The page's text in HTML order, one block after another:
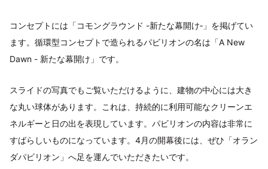
コンセプトには「コモングラウンド -新たな幕開け‐」を掲げてい
ます。循環型コンセプトで造られるパビリオンの名は「A New
Dawn - 新たな幕開け」です。
スライドの写真でもご覧いただけるように、建物の中心には大き
な丸い球体があります。これは、持続的に利用可能なクリーンエ
ネルギーと日の出を表現しています。パビリオンの内容は非常に
すばらしいものになっています。4月の開幕後には、ぜひ「オラン
ダパビリオン」へ足を運んでいただきたいです。